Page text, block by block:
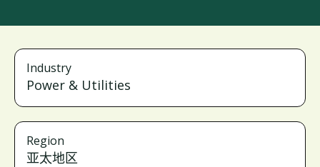
Industry
Power & Utilities
Region
亚太地区